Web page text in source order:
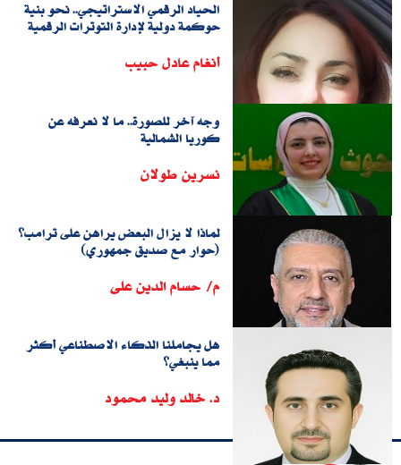
الحياد الرقمي الاستراتيجي.. نحو بنية
حوكمة دولية لإدارة التوترات الرقمية
أنغام عادل حبيب
وجه آخر للصورة.. ما لا نعرفه عن
كوريا الشمالية
نسرين طولان
لماذا لا يزال البعض يراهن على ترامب؟
(حوار مع صديق جمهوري)
م/ حسام الدين على
هل يجاملنا الذكاء الاصطناعي أكثر
مما ينبغي؟
د. خالد وليد محمود